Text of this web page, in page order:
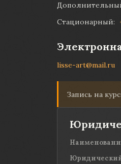
Стационарный:
lisse-art@mail.ru
Запись на